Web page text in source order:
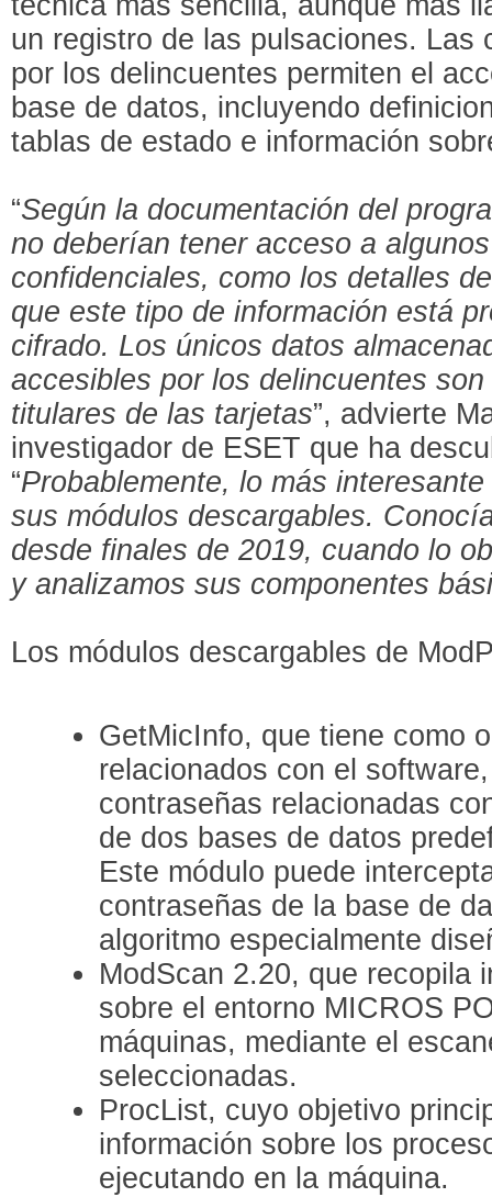
un registro de las pulsaciones. Las
por los delincuentes permiten el
base de datos, incluyendo
tablas de estado e información
“Según la documentación del
no deberían tener acceso a
confidenciales, como los detalles
que este tipo de información está
cifrado. Los únicos datos
accesibles por los delincuentes
titulares de las tarjetas”, advierte
investigador de ESET que ha
“Probablemente, lo más
sus módulos descargables.
desde finales de 2019, cuando lo
y analizamos sus componentes
Los módulos descargables de
GetMicInfo, que tiene como
relacionados con el
contraseñas relacionadas
de dos bases de datos
Este módulo puede
contraseñas de la base de
algoritmo especialmente
ModScan 2.20, que recopila
sobre el entorno MICROS
máquinas, mediante el
seleccionadas.
ProcList, cuyo objetivo
información sobre los
ejecutando en la máquina.